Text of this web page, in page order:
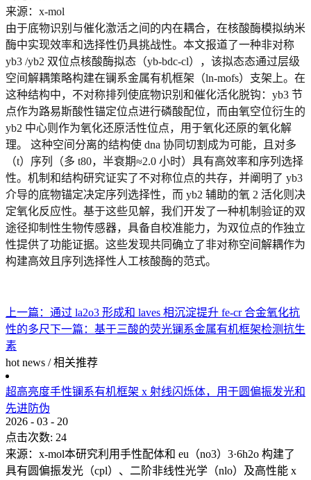
来源：x-mol
由于底物识别与催化激活之间的内在耦合，在核酸酶模拟纳米
酶中实现效率和选择性仍具挑战性。本文报道了一种非对称
yb3 /yb2 双位点核酸酶拟态（yb-bdc-cl），该拟态态通过层级
空间解耦策略构建在镧系金属有机框架（ln-mofs）支架上。在
这种结构中，不对称排列使底物识别和催化活化脱钩：yb3 节
点作为路易斯酸性锚定位点进行磷酸配位，而由氧空位衍生的
yb2 中心则作为氧化还原活性位点，用于氧化还原的氧化解
理。 这种空间分离的结构使 dna 协同切割成为可能，且对多
（t）序列（多 t80，半衰期≈2.0 小时）具有高效率和序列选择
性。机制和结构研究证实了不对称位点的共存，并阐明了 yb3
介导的底物锚定决定序列选择性，而 yb2 辅助的氧 2 活化则决
定氧化反应性。基于这些见解，我们开发了一种机制验证的双
途径抑制性生物传感器，具备自校准能力，为双位点的作独立
性提供了功能证据。这些发现共同确立了非对称空间解耦作为
构建高效且序列选择性人工核酸酶的范式。
上一篇： 通过 la2o3 形成和 laves 相沉淀提升 fe-cr 合金氧化抗
性的多尺下一篇： 基于三酸的荧光镧系金属有机框架检测抗生
素
hot news / 相关推荐
超高亮度手性镧系有机框架 x 射线闪烁体，用于圆偏振发光和
先进防伪
2026 - 03 - 20
点击次数: 24
来源：x-mol本研究利用手性配体和 eu（no3）3·6h2o 构建了
具有圆偏振发光（cpl）、二阶非线性光学（nlo）及高性能 x